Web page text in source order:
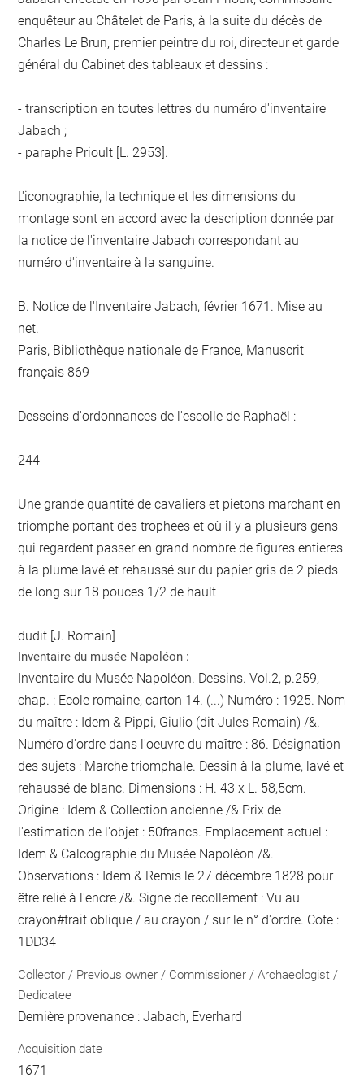
enquêteur au Châtelet de Paris, à la suite du décès de
Charles Le Brun, premier peintre du roi, directeur et garde
général du Cabinet des tableaux et dessins :
- transcription en toutes lettres du numéro d'inventaire
Jabach ;
- paraphe Prioult [L. 2953].
L'iconographie, la technique et les dimensions du
montage sont en accord avec la description donnée par
la notice de l'inventaire Jabach correspondant au
numéro d'inventaire à la sanguine.
B. Notice de l'Inventaire Jabach, février 1671. Mise au
net.
Paris, Bibliothèque nationale de France, Manuscrit
français 869
Desseins d'ordonnances de l'escolle de Raphaël :
244
Une grande quantité de cavaliers et pietons marchant en
triomphe portant des trophees et où il y a plusieurs gens
qui regardent passer en grand nombre de figures entieres
à la plume lavé et rehaussé sur du papier gris de 2 pieds
de long sur 18 pouces 1/2 de hault
dudit [J. Romain]
Inventaire du musée Napoléon :
Inventaire du Musée Napoléon. Dessins. Vol.2, p.259,
chap. : Ecole romaine, carton 14. (...) Numéro : 1925. Nom
du maître : Idem & Pippi, Giulio (dit Jules Romain) /&.
Numéro d'ordre dans l'oeuvre du maître : 86. Désignation
des sujets : Marche triomphale. Dessin à la plume, lavé et
rehaussé de blanc. Dimensions : H. 43 x L. 58,5cm.
Origine : Idem & Collection ancienne /&.Prix de
l'estimation de l'objet : 50francs. Emplacement actuel :
Idem & Calcographie du Musée Napoléon /&.
Observations : Idem & Remis le 27 décembre 1828 pour
être relié à l'encre /&. Signe de recollement :Vu au
crayon#trait oblique / au crayon / sur le n° d'ordre. Cote :
1DD34
Collector / Previous owner / Commissioner / Archaeologist /
Dedicatee
Dernière provenance : Jabach, Everhard
Acquisition date
1671